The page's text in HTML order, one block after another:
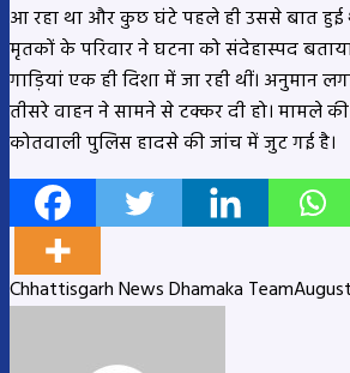
आ रहा था और कुछ घंटे पहले ही उससे बात हुई
मृतकों के परिवार ने घटना को संदेहास्पद
गाड़ियां एक ही दिशा में जा रही थीं। अनुमान
तीसरे वाहन ने सामने से टक्कर दी हो। मामले
कोतवाली पुलिस हादसे की जांच में जुट गई है।
Chhattisgarh News Dhamaka Team